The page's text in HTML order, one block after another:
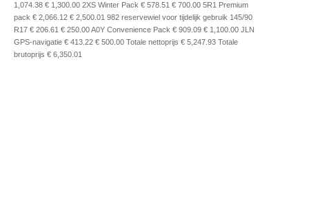
1,074.38 € 1,300.00 2XS Winter Pack € 578.51 € 700.00 5R1 Premium
pack € 2,066.12 € 2,500.01 982 reservewiel voor tijdelijk gebruik 145/90
R17 € 206.61 € 250.00 A0Y Convenience Pack € 909.09 € 1,100.00 JLN
GPS-navigatie € 413.22 € 500.00 Totale nettoprijs € 5,247.93 Totale
brutoprijs € 6,350.01